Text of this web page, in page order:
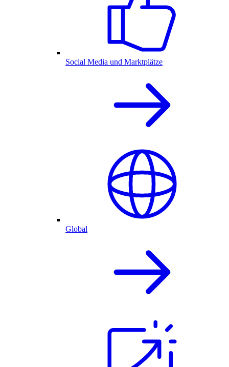
Social Media und Marktplätze
Global